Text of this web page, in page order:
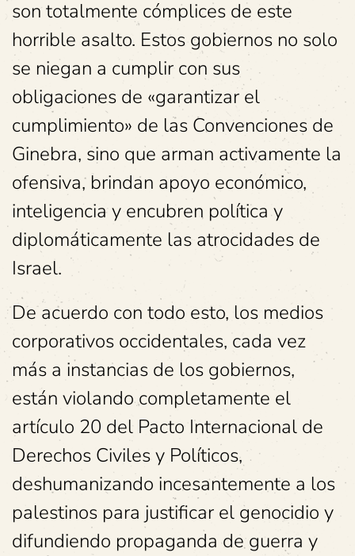
son totalmente cómplices de este
horrible asalto. Estos gobiernos no solo
se niegan a cumplir con sus
obligaciones de «garantizar el
cumplimiento» de las Convenciones de
Ginebra, sino que arman activamente la
ofensiva, brindan apoyo económico,
inteligencia y encubren política y
diplomáticamente las atrocidades de
Israel.
De acuerdo con todo esto, los medios
corporativos occidentales, cada vez
más a instancias de los gobiernos,
están violando completamente el
artículo 20 del Pacto Internacional de
Derechos Civiles y Políticos,
deshumanizando incesantemente a los
palestinos para justificar el genocidio y
difundiendo propaganda de guerra y